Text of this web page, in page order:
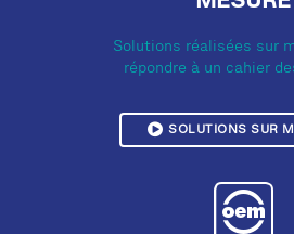
Solutions réalisées sur
répondre à un cahier
SOLUTIONS SUR